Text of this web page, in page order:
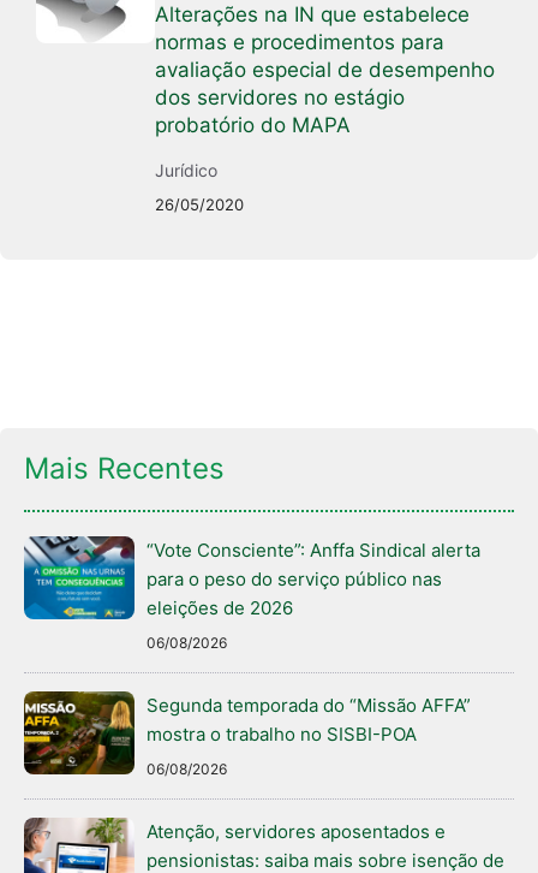
Alterações na IN que estabelece
normas e procedimentos para
avaliação especial de desempenho
dos servidores no estágio
probatório do MAPA
Jurídico
26/05/2020
Mais Recentes
“Vote Consciente”: Anffa Sindical alerta
para o peso do serviço público nas
eleições de 2026
06/08/2026
Segunda temporada do “Missão AFFA”
mostra o trabalho no SISBI-POA
06/08/2026
Atenção, servidores aposentados e
pensionistas: saiba mais sobre isenção de